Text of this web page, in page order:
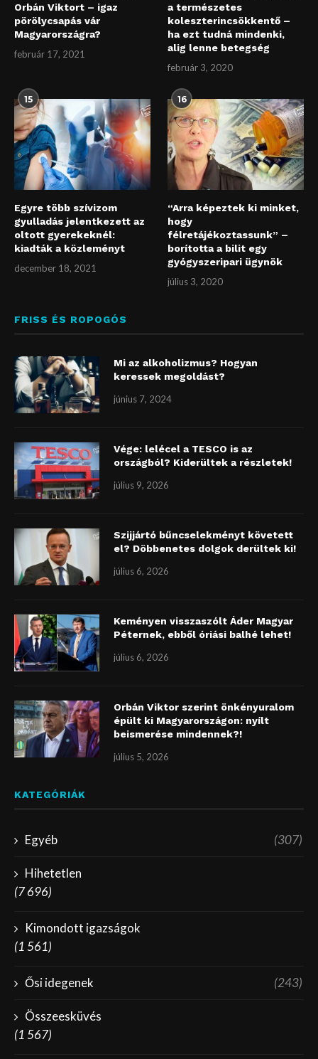
Orbán Viktort – igaz
pörölycsapás vár
Magyarországra?
február 17, 2021
a természetes
koleszterincsökkentő –
ha ezt tudná mindenki,
alig lenne betegség
február 3, 2020
15
Egyre több szívizom
gyulladás jelentkezett az
oltott gyerekeknél:
kiadták a közleményt
december 18, 2021
16
“Arra képeztek ki minket,
hogy
félretájékoztassunk” –
borította a bilit egy
gyógyszeripari ügynök
július 3, 2020
FRISS ÉS ROPOGÓS
Mi az alkoholizmus? Hogyan
keressek megoldást?
június 7, 2024
Vége: lelécel a TESCO is az
országból? Kiderültek a részletek!
július 9, 2026
Szijjártó bűncselekményt követett
el? Döbbenetes dolgok derültek ki!
július 6, 2026
Keményen visszaszólt Áder Magyar
Péternek, ebből óriási balhé lehet!
július 6, 2026
Orbán Viktor szerint önkényuralom
épült ki Magyarországon: nyílt
beismerése mindennek?!
július 5, 2026
KATEGÓRIÁK
Egyéb (307)
Hihetetlen
(7 696)
Kimondott igazságok
(1 561)
Ősi idegenek (243)
Összeesküvés
(1 567)